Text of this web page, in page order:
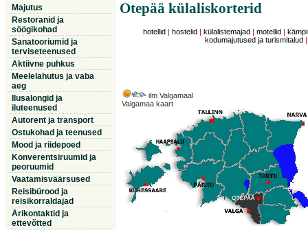
Majutus
Restoranid ja
söögikohad
Sanatooriumid ja
terviseteenused
Aktiivne puhkus
Meelelahutus ja vaba
aeg
Ilusalongid ja
iluteenused
Autorent ja transport
Ostukohad ja teenused
Mood ja riidepoed
Konverentsiruumid ja
peoruumid
Vaatamisväärsused
Reisibürood ja
reisikorraldajad
Ärikontaktid ja
ettevõtted
Otepää külaliskorterid
hotellid hostelid külalistemajad |motellid
kodumajutused ja turismitalud
ilm Valgamaal
Valgamaa kaart